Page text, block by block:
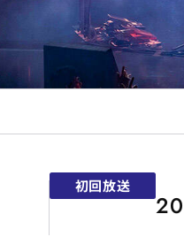
初回放送